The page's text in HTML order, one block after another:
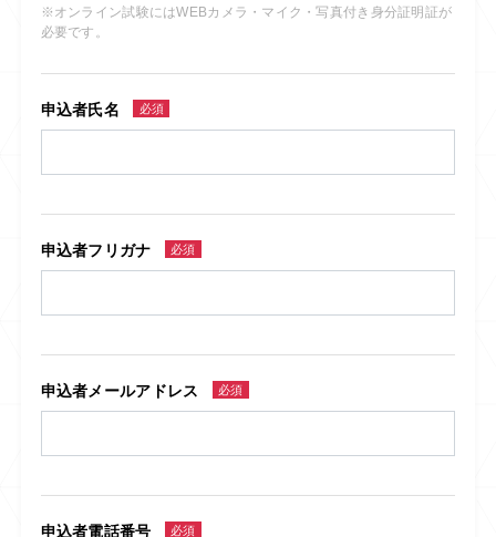
※オンライン試験にはWEBカメラ・マイク・写真付き身分証明証が
必要です。
申込者氏名 必須
申込者フリガナ 必須
申込者メールアドレス 必須
申込者電話番号 必須